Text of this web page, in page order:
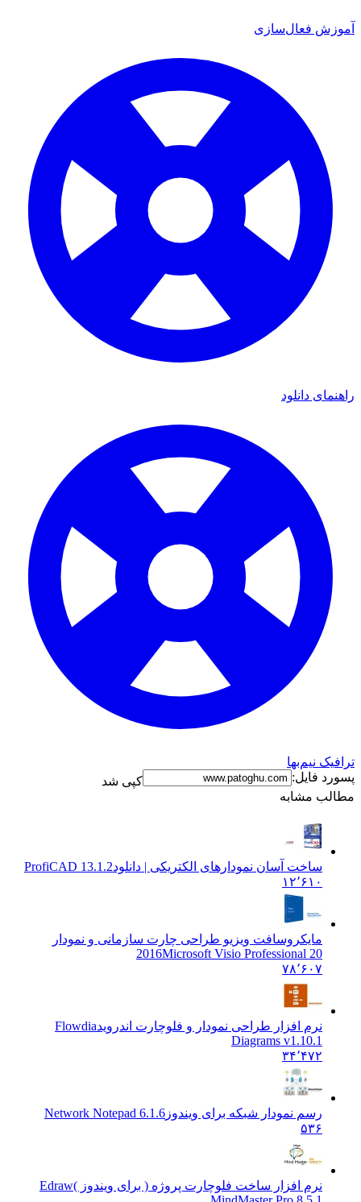
آموزش فعال‌سازی
راهنمای دانلود
ترافیک نیم‌بها
پسورد فایل:
کپی شد
مطالب مشابه
ساخت آسان نمودارهای الکتریکی | دانلودProfiCAD 13.1.2
۱۲٬۶۱۰
مایکروسافت ویزیو طراحی چارت سازمانی و نمودار
2016Microsoft Visio Professional 20
۷۸٬۶۰۷
نرم افزار طراحی نمودار و فلوچارت اندرویدFlowdia
Diagrams v1.10.1
۳۴٬۴۷۲
رسم نمودار شبکه برای ویندوز Network Notepad 6.1.6
۵۳۶
نرم افزار ساخت فلوچارت پروژه ( برای ویندوز )Edraw